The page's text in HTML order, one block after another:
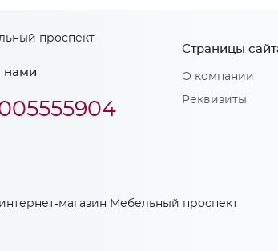
нами
Страницы
О компании
Реквизиты
магазин Мебельный проспект